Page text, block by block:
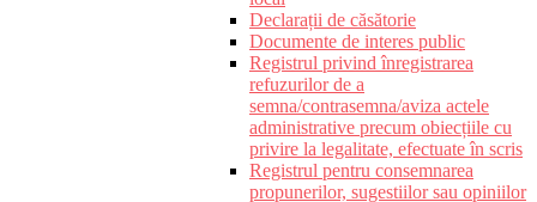
Declarații de căsătorie
Documente de interes public
Registrul privind înregistrarea
refuzurilor de a
semna/contrasemna/aviza actele
administrative precum obiecțiile cu
privire la legalitate, efectuate în scris
Registrul pentru consemnarea
propunerilor, sugestiilor sau opiniilor